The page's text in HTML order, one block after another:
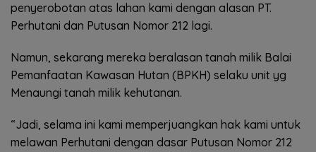
penyerobotan atas lahan kami dengan alasan PT.
Perhutani dan Putusan Nomor 212 lagi.
Namun, sekarang mereka beralasan tanah milik Balai
Pemanfaatan Kawasan Hutan (BPKH) selaku unit yg
Menaungi tanah milik kehutanan.
“Jadi, selama ini kami memperjuangkan hak kami untuk
melawan Perhutani dengan dasar Putusan Nomor 212